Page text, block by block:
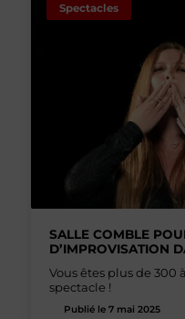
Spectacles
SALLE COMBLE
D’IMPROVISATION
Vous êtes plus de 300
spectacle !
Publié le 7 mai 2025